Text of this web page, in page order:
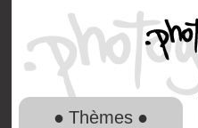
● Thèmes ●